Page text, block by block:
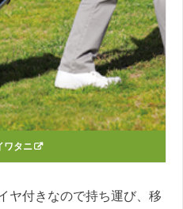
ワタニ
ヤ付きなので持ち運び、移